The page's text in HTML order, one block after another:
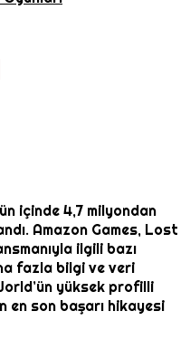
içinde 4,7 milyondan
Amazon Games, Lost
ilgili bazı
fazla bilgi ve veri
yüksek profilli
en son başarı hikayesi